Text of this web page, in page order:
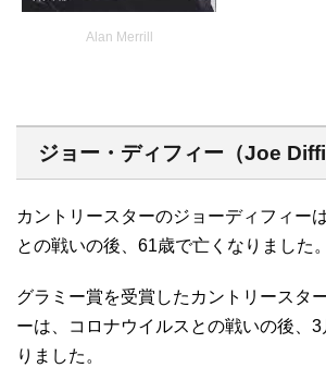
Alan Merrill
ジョー・ディフィー（Joe
カントリースターのジョーディフィー
との戦いの後、61歳で亡くなりました。
グラミー賞を受賞したカントリースタ
ーは、コロナウイルスとの戦いの後、
りました。